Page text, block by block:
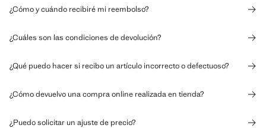
¿Cómo y cuándo recibiré mi reembolso?
¿Cuáles son las condiciones de devolución?
¿Qué puedo hacer si recibo un artículo incorrecto o defectuoso?
¿Cómo devuelvo una compra online realizada en tienda?
¿Puedo solicitar un ajuste de precio?